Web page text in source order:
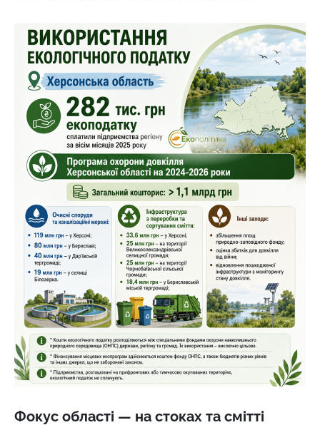
Фокус області — на стоках та смітті